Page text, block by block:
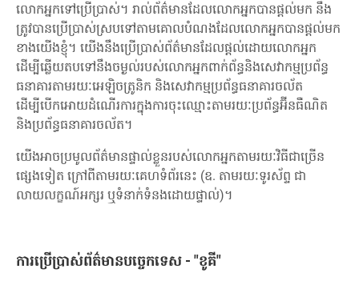
លោកអ្នកទៅប្រើប្រាស់។ រាល់ព័ត៌មានដែលលោកអ្នកបានផ្តល់មក នឹង
ត្រូវបានប្រើប្រាស់ស្របទៅតាមគោលបំណងដែលលោកអ្នកបានផ្តល់មក
ខាងយើងខ្ញុំ។ យើងនឹងប្រើប្រាស់ព័ត៌មានដែលផ្តល់ដោយលោកអ្នក
ដើម្បីឆ្លើយតបទៅនឹងចម្ងល់របស់លោកអ្នកពាក់ព័ន្ធនិងសេវាកម្មប្រព័ន្ធ
ធនាគារតាមរយៈអេឡិចត្រូនិក និងសេវាកម្មប្រព័ន្ធធនាគារចល័ត
ដើម្បីបើកអោយដំណើរការក្នុងការចុះឈ្មោះតាមរយៈប្រព័ន្ធអ៊ីនធឺណិត
និងប្រព័ន្ធធនាគារចល័ត។
យើងអាចប្រមូលព័ត៌មានផ្ទាល់ខ្លួនរបស់លោកអ្នកតាមរយៈវិធីជាច្រើន
ផ្សេងទៀត ក្រៅពីតាមរយៈគេហទំព័រនេះ (ឧ. តាមរយៈទូរស័ព្ទ ជា
លាយលក្ខណ៍អក្សរ ឬទំនាក់ទំនងដោយផ្ទាល់)។
ការប្រើប្រាស់ព័ត៌មានបច្ចេកទេស - "ខូគី"